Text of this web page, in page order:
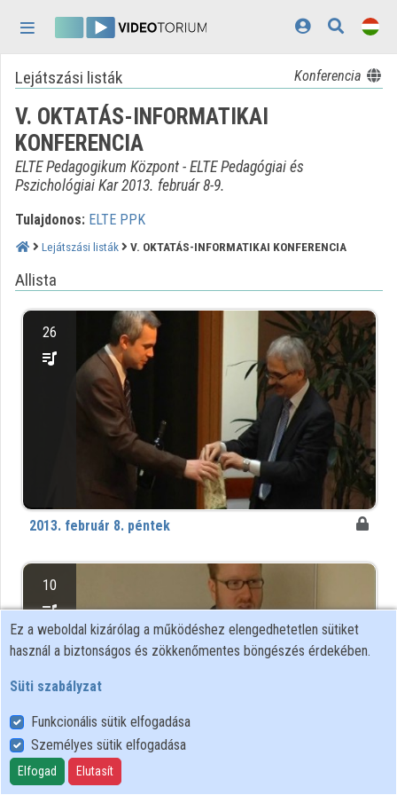
Kezdőlap
Bejelentkezés
Felfedezés
Kategóriák
Lejátszási listák
Közreműködők
világos
Lejátszási listák Konferencia
V. OKTATÁS-INFORMATIKAI
KONFERENCIA
ELTE Pedagogikum Központ - ELTE Pedagógiai és
Pszichológiai Kar 2013. február 8-9.
Tulajdonos: ELTE PPK
Lejátszási listák V. OKTATÁS-INFORMATIKAI KONFERENCIA
Allista
26
2013. február 8. péntek
10
2013. február 9. szombat
Ez a weboldal kizárólag a működéshez elengedhetetlen sütiket
használ a biztonságos és zökkenőmentes böngészés érdekében.
Süti szabályzat
Funkcionális sütik elfogadása
Személyes sütik elfogadása
Elfogad Elutasít